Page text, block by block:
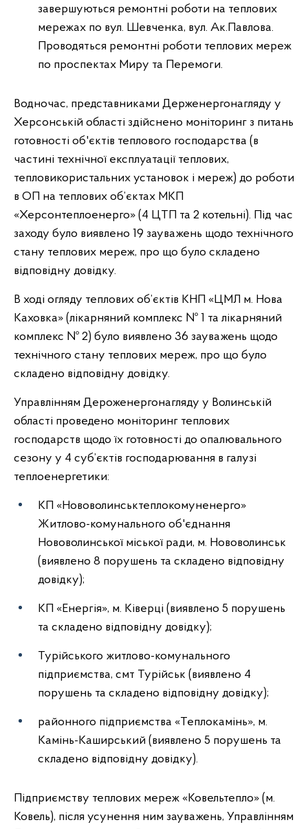
завершуються ремонтні роботи на теплових
мережах по вул. Шевченка, вул. Ак.Павлова.
Проводяться ремонтні роботи теплових мереж
по проспектах Миру та Перемоги.
Водночас, представниками Держенергонагляду у
Херсонській області здійснено моніторинг з питань
готовності об'єктів теплового господарства (в
частині технічної експлуатації теплових,
тепловикористальних установок і мереж) до роботи
в ОП на теплових об’єктах МКП
«Херсонтеплоенерго» (4 ЦТП та 2 котельні). Під час
заходу було виявлено 19 зауважень щодо технічного
стану теплових мереж, про що було складено
відповідну довідку.
В ході огляду теплових об’єктів КНП «ЦМЛ м. Нова
Каховка» (лікарняний комплекс № 1 та лікарняний
комплекс № 2) було виявлено 36 зауважень щодо
технічного стану теплових мереж, про що було
складено відповідну довідку.
Управлінням Дероженергонагляду у Волинській
області проведено моніторинг теплових
господарств щодо їх готовності до опалювального
сезону у 4 суб’єктів господарювання в галузі
теплоенергетики:
КП «Нововолинськтеплокомуненерго»
Житлово-комунального об'єднання
Нововолинської міської ради, м. Нововолинськ
(виявлено 8 порушень та складено відповідну
довідку);
КП «Енергія», м. Ківерці (виявлено 5 порушень
та складено відповідну довідку);
Турійського житлово-комунального
підприємства, смт Турійськ (виявлено 4
порушень та складено відповідну довідку);
районного підприємства «Теплокамінь», м.
Камінь-Каширський (виявлено 5 порушень та
складено відповідну довідку).
Підприємству теплових мереж «Ковельтепло» (м.
Ковель), після усунення ним зауважень, Управлінням